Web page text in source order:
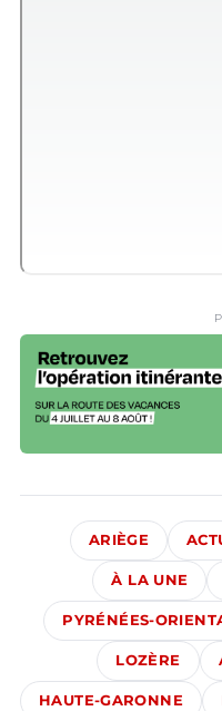
ARIÈGE
À LA UNE
PYRÉNÉES-
LOZÈRE
HAUTE-GARONNE